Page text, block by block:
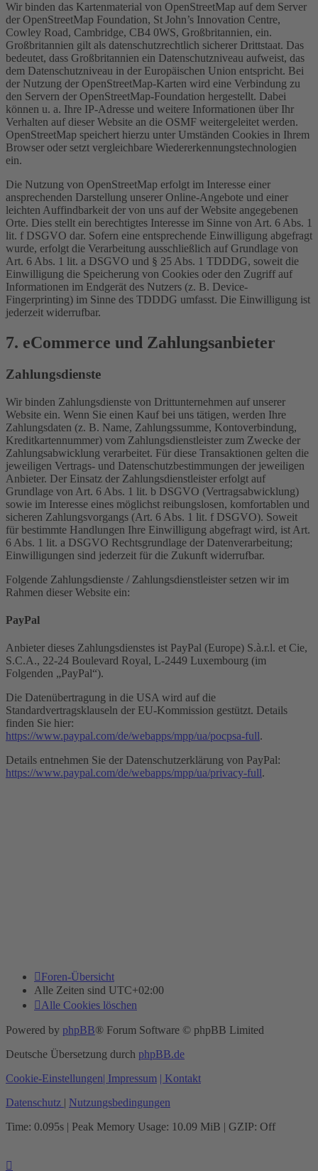
Wir binden das Kartenmaterial von OpenStreetMap auf dem Server
der OpenStreetMap Foundation, St John’s Innovation Centre,
Cowley Road, Cambridge, CB4 0WS, Großbritannien, ein.
Großbritannien gilt als datenschutzrechtlich sicherer Drittstaat. Das
bedeutet, dass Großbritannien ein Datenschutzniveau aufweist, das
dem Datenschutzniveau in der Europäischen Union entspricht. Bei
der Nutzung der OpenStreetMap-Karten wird eine Verbindung zu
den Servern der OpenStreetMap-Foundation hergestellt. Dabei
können u. a. Ihre IP-Adresse und weitere Informationen über Ihr
Verhalten auf dieser Website an die OSMF weitergeleitet werden.
OpenStreetMap speichert hierzu unter Umständen Cookies in Ihrem
Browser oder setzt vergleichbare Wiedererkennungstechnologien
ein.
Die Nutzung von OpenStreetMap erfolgt im Interesse einer
ansprechenden Darstellung unserer Online-Angebote und einer
leichten Auffindbarkeit der von uns auf der Website angegebenen
Orte. Dies stellt ein berechtigtes Interesse im Sinne von Art. 6 Abs. 1
lit. f DSGVO dar. Sofern eine entsprechende Einwilligung abgefragt
wurde, erfolgt die Verarbeitung ausschließlich auf Grundlage von
Art. 6 Abs. 1 lit. a DSGVO und § 25 Abs. 1 TDDDG, soweit die
Einwilligung die Speicherung von Cookies oder den Zugriff auf
Informationen im Endgerät des Nutzers (z. B. Device-
Fingerprinting) im Sinne des TDDDG umfasst. Die Einwilligung ist
jederzeit widerrufbar.
7. eCommerce und Zahlungs­anbieter
Zahlungsdienste
Wir binden Zahlungsdienste von Drittunternehmen auf unserer
Website ein. Wenn Sie einen Kauf bei uns tätigen, werden Ihre
Zahlungsdaten (z. B. Name, Zahlungssumme, Kontoverbindung,
Kreditkartennummer) vom Zahlungsdienstleister zum Zwecke der
Zahlungsabwicklung verarbeitet. Für diese Transaktionen gelten die
jeweiligen Vertrags- und Datenschutzbestimmungen der jeweiligen
Anbieter. Der Einsatz der Zahlungsdienstleister erfolgt auf
Grundlage von Art. 6 Abs. 1 lit. b DSGVO (Vertragsabwicklung)
sowie im Interesse eines möglichst reibungslosen, komfortablen und
sicheren Zahlungsvorgangs (Art. 6 Abs. 1 lit. f DSGVO). Soweit
für bestimmte Handlungen Ihre Einwilligung abgefragt wird, ist Art.
6 Abs. 1 lit. a DSGVO Rechtsgrundlage der Datenverarbeitung;
Einwilligungen sind jederzeit für die Zukunft widerrufbar.
Folgende Zahlungsdienste / Zahlungsdienstleister setzen wir im
Rahmen dieser Website ein:
PayPal
Anbieter dieses Zahlungsdienstes ist PayPal (Europe) S.à.r.l. et Cie,
S.C.A., 22-24 Boulevard Royal, L-2449 Luxembourg (im
Folgenden „PayPal“).
Die Datenübertragung in die USA wird auf die
Standardvertragsklauseln der EU-Kommission gestützt. Details
finden Sie hier:
https://www.paypal.com/de/webapps/mpp/ua/pocpsa-full.
Details entnehmen Sie der Datenschutzerklärung von PayPal:
https://www.paypal.com/de/webapps/mpp/ua/privacy-full.
Foren-Übersicht
Alle Zeiten sind UTC+02:00
Alle Cookies löschen
Powered by phpBB® Forum Software © phpBB Limited
Deutsche Übersetzung durch phpBB.de
Cookie-Einstellungen| Impressum | Kontakt
Datenschutz | Nutzungsbedingungen
Time: 0.095s | Peak Memory Usage: 10.09 MiB | GZIP: Off